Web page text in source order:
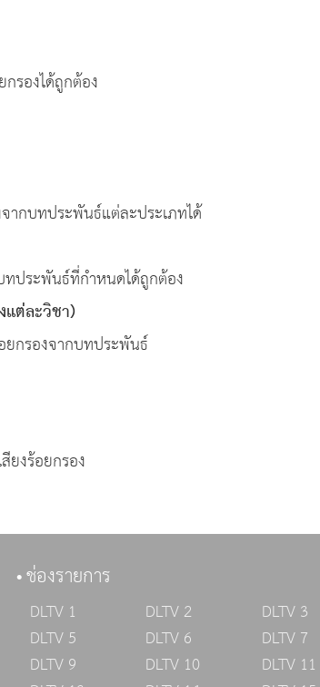
รองได้ถูกต้อง
ากบทประพันธ์แต่ละประเภทได้
ประพันธ์ที่กำหนดได้ถูกต้อง
ต่ละวิชา)
ยกรองจากบทประพันธ์
ยงร้อยกรอง
ช่องรายการ
DLTV 1 DLTV 2 DLTV 3
DLTV 5
DLTV 6 DLTV 7
DLTV 9
DLTV 10 DLTV 11